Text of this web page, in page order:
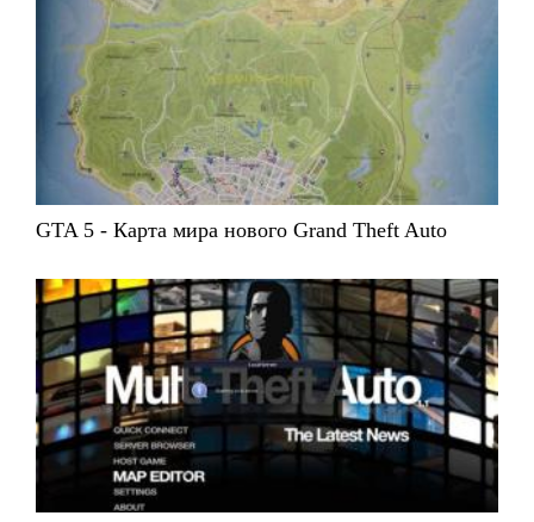
GTA 5 - Карта мира нового Grand Theft Auto